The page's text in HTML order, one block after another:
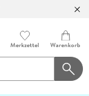
Merkzettel Warenkorb